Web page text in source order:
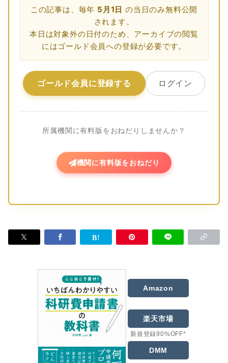
この記事は、毎年 5月1日 の当日のみ無料公開
されます。
本日は対象外の日付のため、アーカイブの閲覧
にはゴールド会員への登録が必要です。
ゴールド会員に登録する ログイン
所属機関に有料版をおねだりしませんか？
機関に有料版をおねだり
Amazon
楽天市場
新規登録90%OFF*
DMM